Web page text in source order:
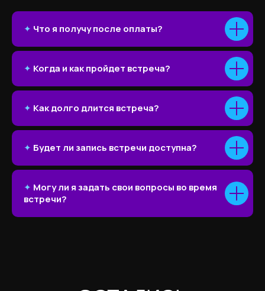
✦ Что я получу после оплаты?
✦ Когда и как пройдет встреча?
✦ Как долго длится встреча?
✦ Будет ли запись встречи доступна?
✦ Могу ли я задать свои вопросы во время
встречи?